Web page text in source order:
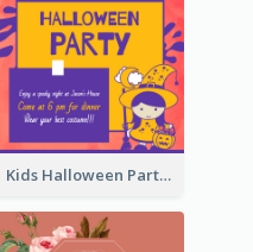
Kids Halloween Party Invitation